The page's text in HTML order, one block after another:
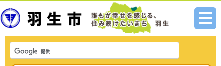
メニ